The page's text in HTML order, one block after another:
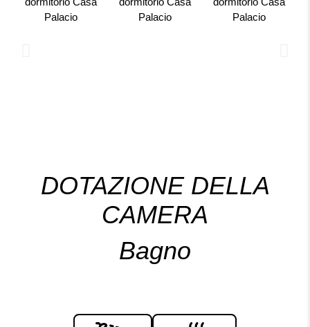
DOTAZIONE DELLA
CAMERA
Bagno